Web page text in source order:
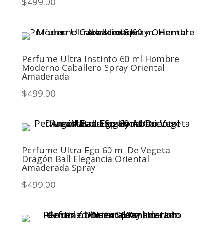
Perfume Ultra Instinto 60 ml Hombre
Moderno Caballero Spray Oriental
Amaderada
$499.00
Perfume Ultra Ego 60 ml De Vegeta
Dragón Ball Elegancia Oriental
Amaderada Spray
$499.00